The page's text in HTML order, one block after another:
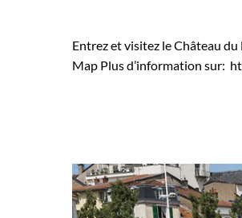
Entrez et visitez le Château
Map Plus d’information sur: